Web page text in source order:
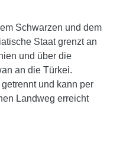
Schwarzen und dem
Staat grenzt an
und über die
an die Türkei.
und kann per
Landweg erreicht